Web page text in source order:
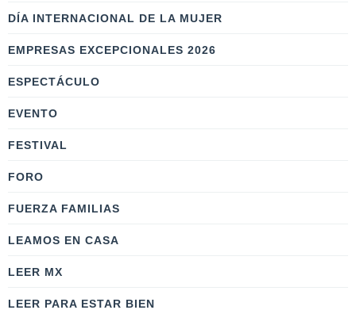
DÍA INTERNACIONAL DE LA MUJER
EMPRESAS EXCEPCIONALES 2026
ESPECTÁCULO
EVENTO
FESTIVAL
FORO
FUERZA FAMILIAS
LEAMOS EN CASA
LEER MX
LEER PARA ESTAR BIEN